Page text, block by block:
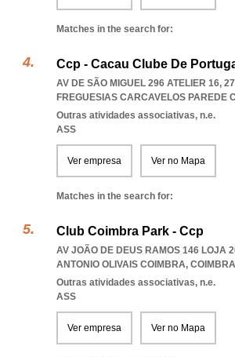
Matches in the search for:
Ccp - Cacau Clube De
AV DE SÃO MIGUEL 296 ATELIER 16,
FREGUESIAS CARCAVELOS PAREDE
Outras atividades associativas, n.e.
ASS
Ver empresa Ver no Mapa
Matches in the search for:
Club Coimbra Park - Ccp
AV JOÃO DE DEUS RAMOS 146 LOJA
ANTONIO OLIVAIS COIMBRA, COIMBRA
Outras atividades associativas, n.e.
ASS
Ver empresa Ver no Mapa